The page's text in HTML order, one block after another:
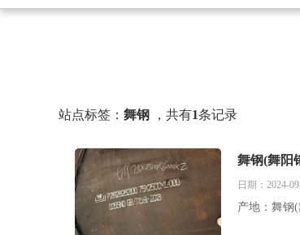
站点标签： ​舞钢 ，共有1条记录
舞钢(舞阳
日期：2024-
产地：舞钢(